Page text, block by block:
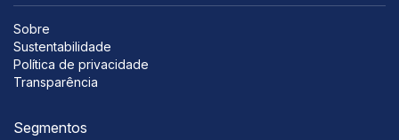
Sobre
Sustentabilidade
Política de privacidade
Transparência
Segmentos